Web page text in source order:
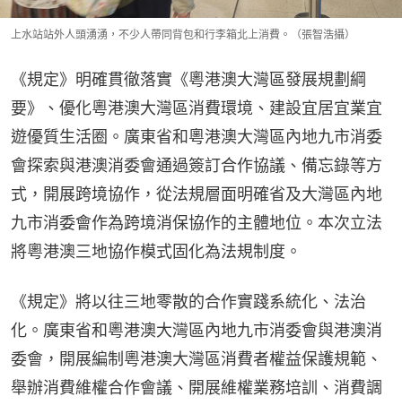
上水站站外人頭湧湧，不少人帶同背包和行李箱北上消費。（張智浩攝）
《規定》明確貫徹落實《粵港澳大灣區發展規劃綱
要》、優化粵港澳大灣區消費環境、建設宜居宜業宜
遊優質生活圈。廣東省和粵港澳大灣區內地九市消委
會探索與港澳消委會通過簽訂合作協議、備忘錄等方
式，開展跨境協作，從法規層面明確省及大灣區內地
九市消委會作為跨境消保協作的主體地位。本次立法
將粵港澳三地協作模式固化為法規制度。
《規定》將以往三地零散的合作實踐系統化、法治
化。廣東省和粵港澳大灣區內地九市消委會與港澳消
委會，開展編制粵港澳大灣區消費者權益保護規範、
舉辦消費維權合作會議、開展維權業務培訓、消費調